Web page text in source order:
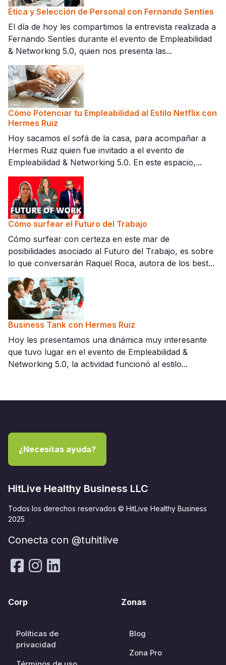
Ética y Selección de Personal con Fernando Sentíes
El día de hoy les compartimos la entrevista realizada a
Fernando Sentíes durante el evento de Empleabilidad
& Networking 5.0, quien nos presenta las...
Cómo Potenciar tu Empleabilidad al Estilo Netflix con
Hermes Ruiz
Hoy sacamos el sofá de la casa, para acompañar a
Hermes Ruiz quien fue invitado a el evento de
Empleabilidad & Networking 5.0. En este espacio,...
Cómo surfear el Futuro del Trabajo
Cómo surfear con certeza en este mar de
posibilidades asociado al Futuro del Trabajo, es sobre
lo que conversarán Raquel Roca, autora de los best...
Business Tank con Hermes Ruiz
Hoy les presentamos una dinámica muy interesante
que tuvo lugar en el evento de Empleabilidad &
Networking 5.0, la actividad funcionó al estilo...
¿Necesitas ayuda?
HitLive Healthy Business LLC
Todos los derechos reservados © HitLive Healthy Business
2025
Conecta con @tuhitlive
Corp
Políticas de
privacidad
Zonas
Blog
Zona Pro